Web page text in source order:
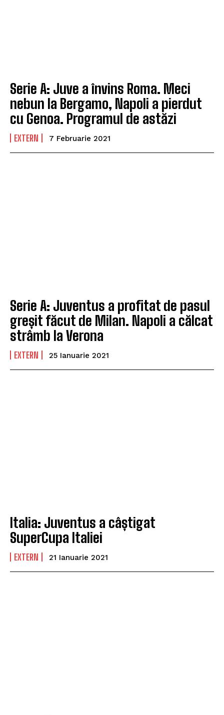
Serie A: Juve a învins Roma. Meci
nebun la Bergamo, Napoli a pierdut
cu Genoa. Programul de astăzi
EXTERN 7 Februarie 2021
Serie A: Juventus a profitat de pasul
greșit făcut de Milan. Napoli a călcat
strâmb la Verona
EXTERN 25 Ianuarie 2021
Italia: Juventus a câștigat
SuperCupa Italiei
EXTERN 21 Ianuarie 2021